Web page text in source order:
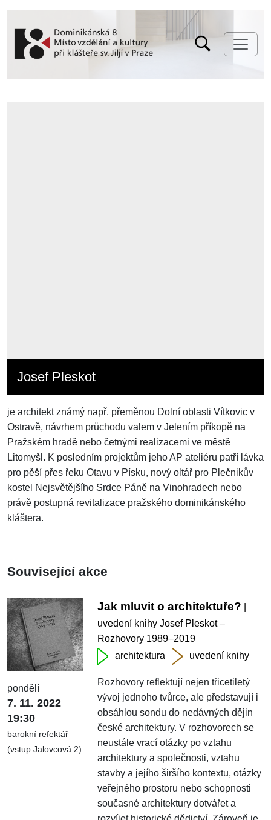
Josef Pleskot
je architekt známý např. přeměnou Dolní oblasti Vítkovic v
Ostravě, návrhem průchodu valem v Jelením příkopě na
Pražském hradě nebo četnými realizacemi ve městě
Litomyšl. K posledním projektům jeho AP ateliéru patří lávka
pro pěší přes řeku Otavu v Písku, nový oltář pro Plečnikův
kostel Nejsvětějšího Srdce Páně na Vinohradech nebo
právě postupná revitalizace pražského dominikánského
kláštera.
Související akce
pondělí
7. 11. 2022
19:30
barokní refektář
(vstup Jalovcová 2)
Jak mluvit o architektuře?
uvedení knihy Josef Pleskot –
Rozhovory 1989–2019
architektura
uvedení knihy
Rozhovory reflektují nejen třicetiletý
vývoj jednoho tvůrce, ale představují i
obsáhlou sondu do nedávných dějin
české architektury. V rozhovorech se
neustále vrací otázky po vztahu
architektury a společnosti, vztahu
stavby a jejího širšího kontextu, otázky
veřejného prostoru nebo schopnosti
současné architektury dotvářet a